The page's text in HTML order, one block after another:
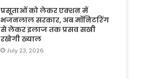
प्रसूताओं को लेकर एक्शन में
भजनलाल सरकार, अब मॉनिटरिंग
से लेकर इलाज तक प्रसव सखी
रखेगी ख्याल
July 23, 2026